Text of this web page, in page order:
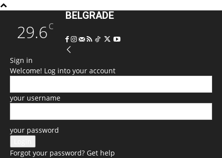
29.6C
BELGRADE
Sign in
Welcome! Log into your account
your username
your password
Forgot your password? Get help